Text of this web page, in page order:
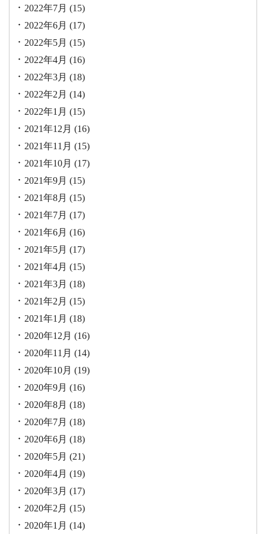
2022年7月 (15)
2022年6月 (17)
2022年5月 (15)
2022年4月 (16)
2022年3月 (18)
2022年2月 (14)
2022年1月 (15)
2021年12月 (16)
2021年11月 (15)
2021年10月 (17)
2021年9月 (15)
2021年8月 (15)
2021年7月 (17)
2021年6月 (16)
2021年5月 (17)
2021年4月 (15)
2021年3月 (18)
2021年2月 (15)
2021年1月 (18)
2020年12月 (16)
2020年11月 (14)
2020年10月 (19)
2020年9月 (16)
2020年8月 (18)
2020年7月 (18)
2020年6月 (18)
2020年5月 (21)
2020年4月 (19)
2020年3月 (17)
2020年2月 (15)
2020年1月 (14)